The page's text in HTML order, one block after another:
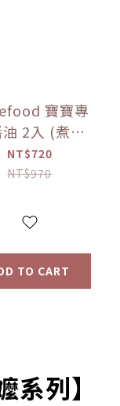
寶寶專
2入 (煮湯
用*1) +little
造型義大利麵
限定】
NT$720
NT$970
TO CART
系列】